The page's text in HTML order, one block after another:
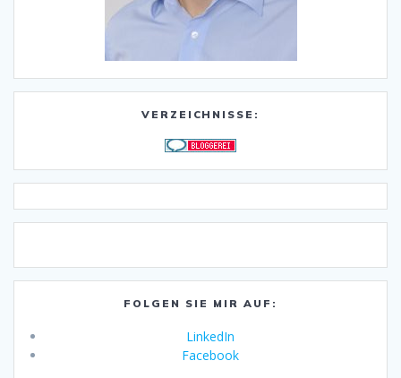
VERZEICHNISSE:
FOLGEN SIE MIR AUF:
LinkedIn
Facebook